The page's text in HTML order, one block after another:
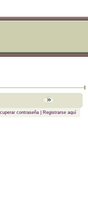
contraseña| Registrarse aquí